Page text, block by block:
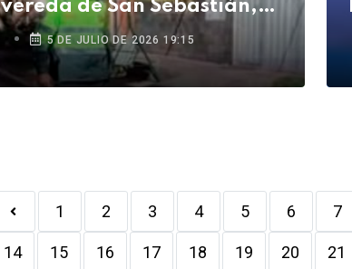
vereda de San Sebastián,
Cusco5 DE JULIO DE 2026 19:15
1 2 3 4 5 6 7
14 15 16 17 18 19 20 21